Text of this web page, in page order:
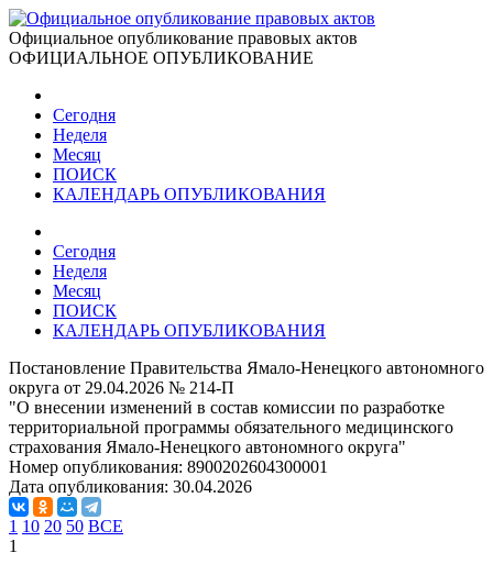
Официальное опубликование правовых актов
ОФИЦИАЛЬНОЕ ОПУБЛИКОВАНИЕ
Сегодня
Неделя
Месяц
ПОИСК
КАЛЕНДАРЬ ОПУБЛИКОВАНИЯ
Сегодня
Неделя
Месяц
ПОИСК
КАЛЕНДАРЬ ОПУБЛИКОВАНИЯ
Постановление Правительства Ямало-Ненецкого автономного
округа от 29.04.2026 № 214-П
"О внесении изменений в состав комиссии по разработке
территориальной программы обязательного медицинского
страхования Ямало-Ненецкого автономного округа"
Номер опубликования: 8900202604300001
Дата опубликования: 30.04.2026
1 10 20 50 ВСЕ
1